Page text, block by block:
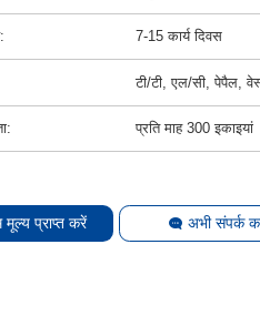
7-15 कार्य दिवस
टी/टी, एल/सी, पेपैल,
प्रति माह 300 इकाइयां
मूल्य प्राप्त करें अभी संपर्क